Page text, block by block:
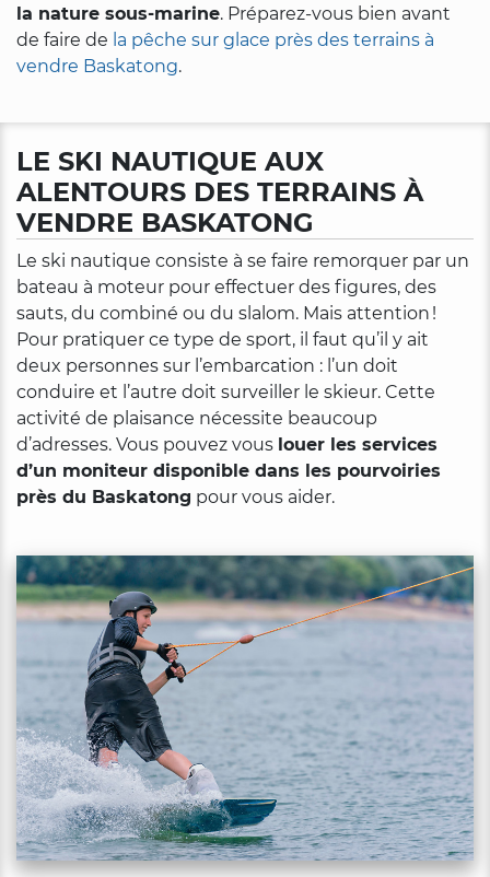
la nature sous-marine. Préparez-vous bien avant
de faire de la pêche sur glace près des terrains à
vendre Baskatong.
LE SKI NAUTIQUE AUX
ALENTOURS DES TERRAINS À
VENDRE BASKATONG
Le ski nautique consiste à se faire remorquer par un
bateau à moteur pour effectuer des figures, des
sauts, du combiné ou du slalom. Mais attention !
Pour pratiquer ce type de sport, il faut qu’il y ait
deux personnes sur l’embarcation : l’un doit
conduire et l’autre doit surveiller le skieur. Cette
activité de plaisance nécessite beaucoup
d’adresses. Vous pouvez vous louer les services
d’un moniteur disponible dans les pourvoiries
près du Baskatong pour vous aider.